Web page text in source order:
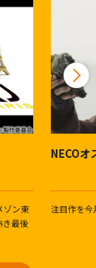
ゾン東
き最後
NECOオ
注目作を今